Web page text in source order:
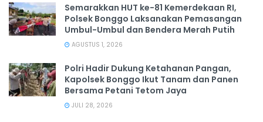
Semarakkan HUT ke-81 Kemerdekaan RI,
Polsek Bonggo Laksanakan Pemasangan
Umbul-Umbul dan Bendera Merah Putih
AGUSTUS 1, 2026
Polri Hadir Dukung Ketahanan Pangan,
Kapolsek Bonggo Ikut Tanam dan Panen
Bersama Petani Tetom Jaya
JULI 28, 2026